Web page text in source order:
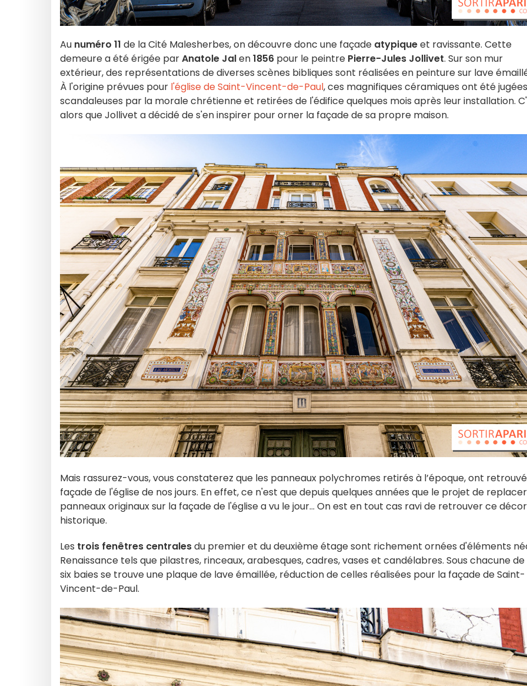
Au numéro 11 de la Cité Malesherbes, on découvre donc une façade atypiqueet ravissante. Cette
demeure a été érigée parAnatole Jalen1856 pour le peintre Pierre-Jules Jollivet. Sur son mur
extérieur, des représentations de diverses scènes bibliques sont réalisées en peinture sur lave
À l'origine prévues pour l'église de Saint-Vincent-de-Paul, ces magnifiques céramiques ont été jugées
scandaleuses par la morale chrétienne et retirées de l'édifice quelques mois après leur installation.
alors que Jollivet a décidé de s'en inspirer pour orner la façade de sa propre maison.
Mais rassurez-vous, vous constaterez que les panneaux polychromes retirés à l’époque, ont
façade de l'église de nos jours. En effet, ce n'est que depuis quelques années que le projet de
panneaux originaux sur la façade de l'église a vu le jour... On est en tout cas ravi de retrouver ce décor
historique.
Les trois fenêtres centralesdu premier et du deuxième étage sont richement ornées d'éléments
Renaissance tels que pilastres, rinceaux, arabesques, cadres, vases et candélabres. Sous chacune
six baies se trouve une plaque de lave émaillée, réduction de celles réalisées pour la façade de Saint-
Vincent-de-Paul.